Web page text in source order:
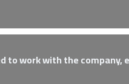
to work with the